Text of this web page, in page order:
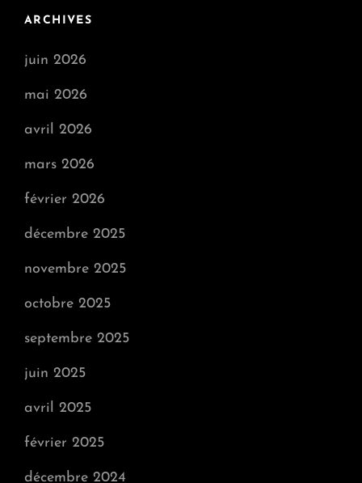
ARCHIVES
juin 2026
mai 2026
avril 2026
mars 2026
février 2026
décembre 2025
novembre 2025
octobre 2025
septembre 2025
juin 2025
avril 2025
février 2025
décembre 2024